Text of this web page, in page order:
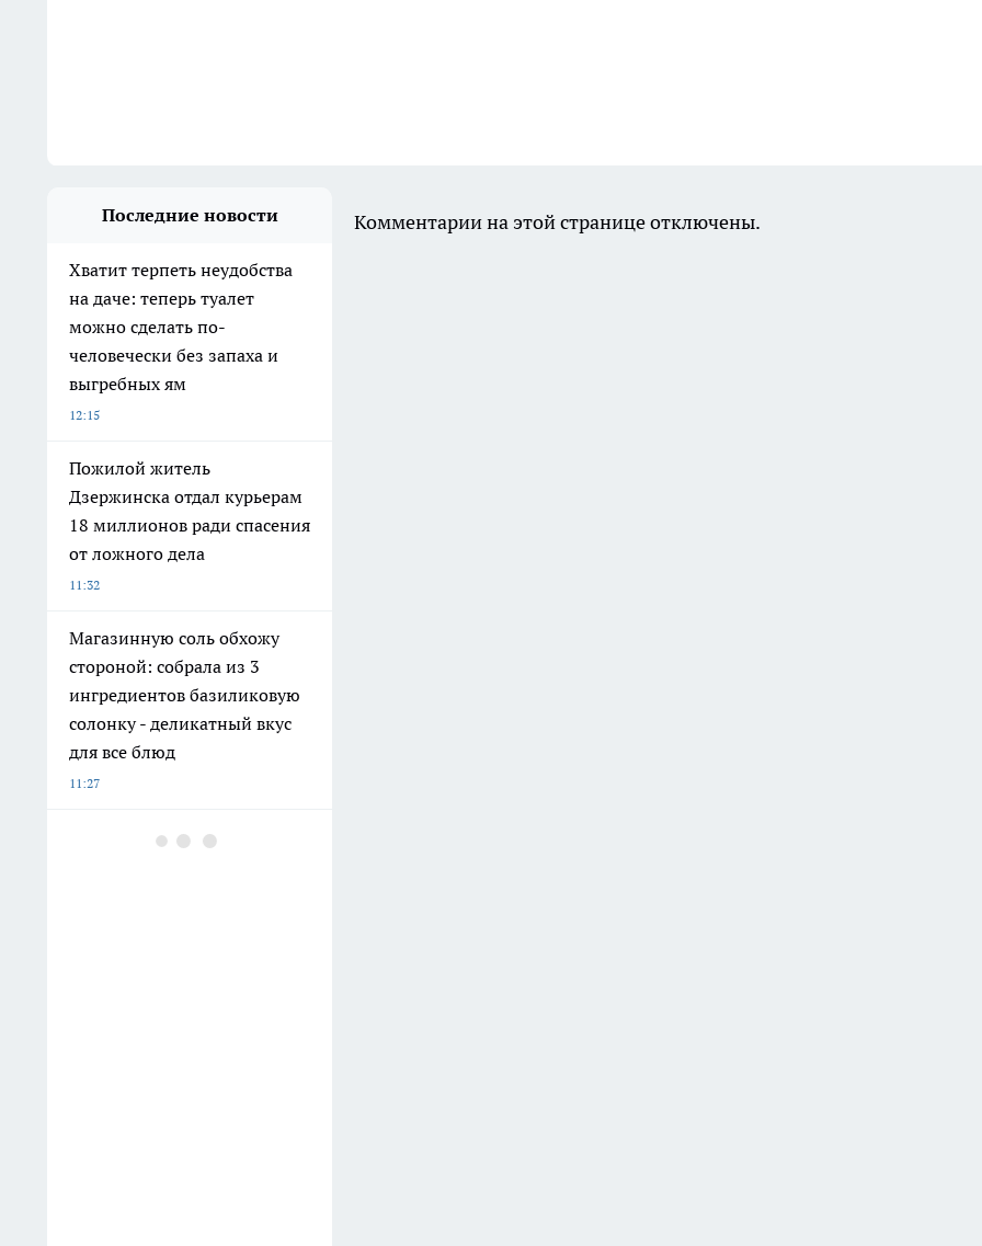
Последние новости
Хватит терпеть неудобства
на даче: теперь туалет
можно сделать по-
человечески без запаха и
выгребных ям
12:15
Пожилой житель
Дзержинска отдал курьерам
18 миллионов ради спасения
от ложного дела
11:32
Магазинную соль обхожу
стороной: собрала из 3
ингредиентов базиликовую
солонку - деликатный вкус
для все блюд
11:27
Пьяная компания устроила
Комментарии на этой странице отключены.